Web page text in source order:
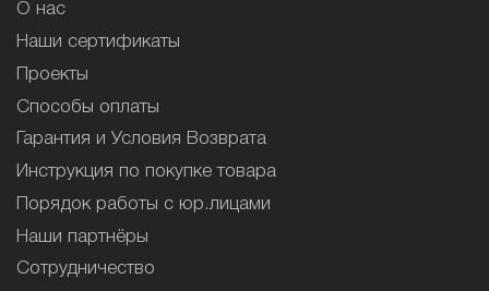
О нас
Наши сертификаты
Проекты
Способы оплаты
Гарантия и Условия Возврата
Инструкция по покупке товара
Порядок работы с юр.лицами
Наши партнёры
Сотрудничество